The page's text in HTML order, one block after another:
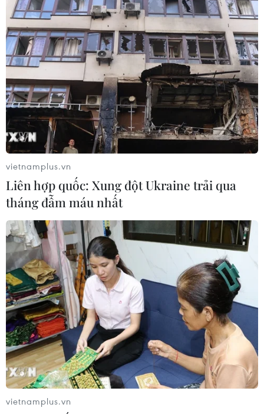
TIN CÙNG CHUYÊN MỤC
vietnamplus.vn
Liên hợp quốc: Xung đột Ukraine trải qua
tháng đẫm máu nhất
vietnamplus.vn